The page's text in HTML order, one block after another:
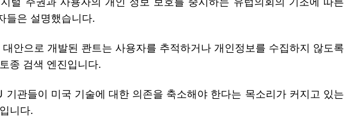
들은 설명했습니다.
안으로 개발된 콴트는 사용자를 추적하거나 개인정보를 수집하지 않도록
종 검색 엔진입니다.
기관들이 미국 기술에 대한 의존을 축소해야 한다는 목소리가 커지고 있는
니다.